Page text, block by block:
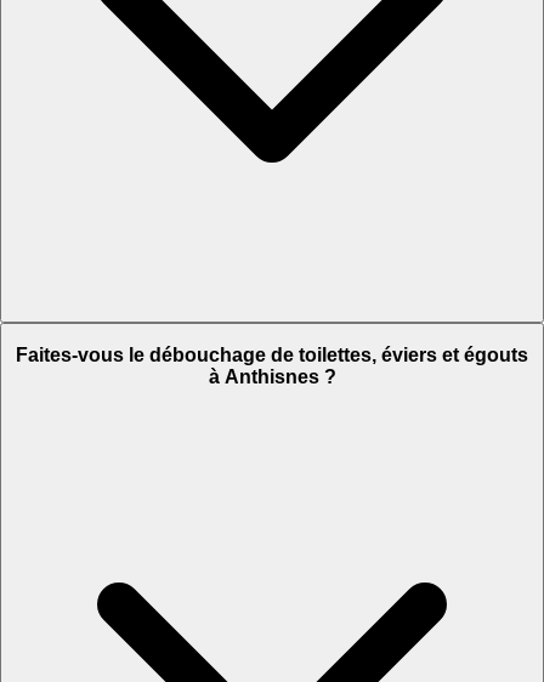
Faites-vous le débouchage de toilettes, éviers et égouts
à Anthisnes ?